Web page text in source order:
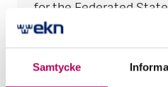
Samtycke
for the Federated